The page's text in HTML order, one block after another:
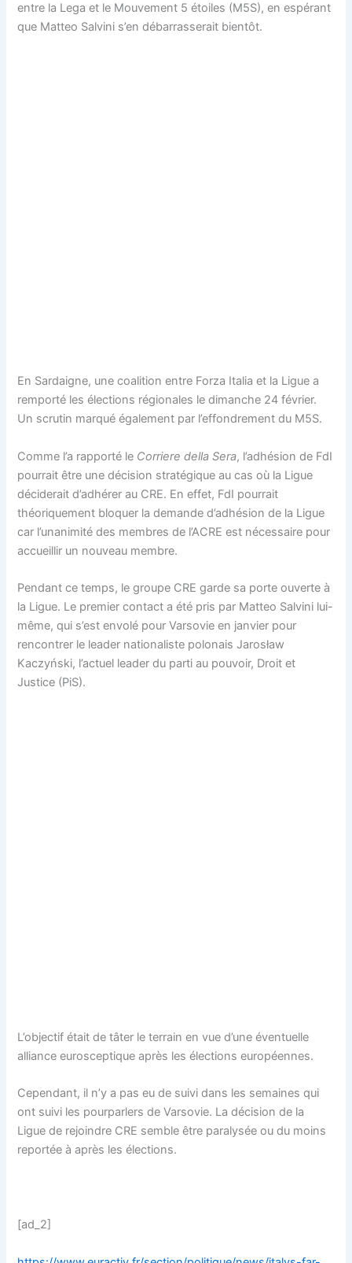
entre la Lega et le Mouvement 5 étoiles (M5S), en espérant
que Matteo Salvini s’en débarrasserait bientôt.
En Sardaigne, une coalition entre Forza Italia et la Ligue a
remporté les élections régionales le dimanche 24 février.
Un scrutin marqué également par l’effondrement du M5S.
Comme l’a rapporté le Corriere della Sera, l’adhésion de FdI
pourrait être une décision stratégique au cas où la Ligue
déciderait d’adhérer au CRE. En effet, FdI pourrait
théoriquement bloquer la demande d’adhésion de la Ligue
car l’unanimité des membres de l’ACRE est nécessaire pour
accueillir un nouveau membre.
Pendant ce temps, le groupe CRE garde sa porte ouverte à
la Ligue. Le premier contact a été pris par Matteo Salvini lui-
même, qui s’est envolé pour Varsovie en janvier pour
rencontrer le leader nationaliste polonais Jarosław
Kaczyński, l’actuel leader du parti au pouvoir, Droit et
Justice (PiS).
L’objectif était de tâter le terrain en vue d’une éventuelle
alliance eurosceptique après les élections européennes.
Cependant, il n’y a pas eu de suivi dans les semaines qui
ont suivi les pourparlers de Varsovie. La décision de la
Ligue de rejoindre CRE semble être paralysée ou du moins
reportée à après les élections.
[ad_2]